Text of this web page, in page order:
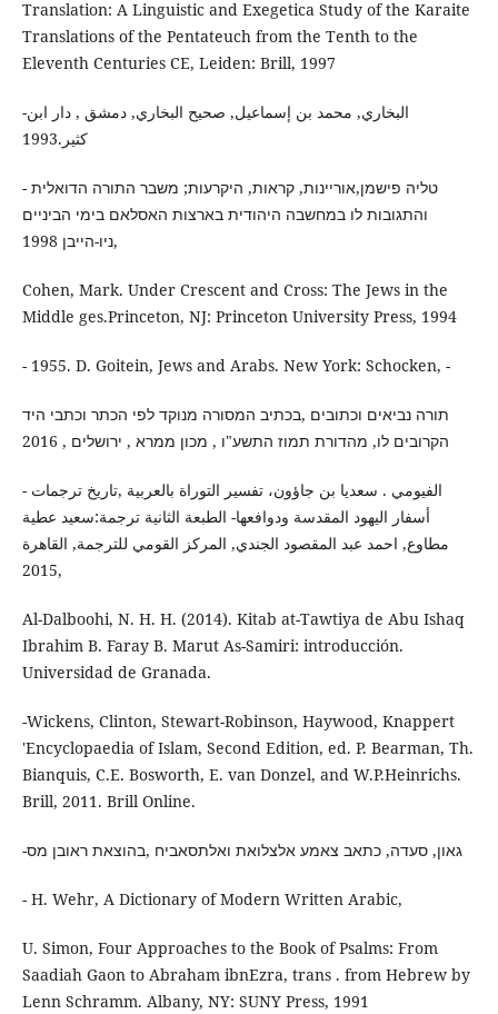
Translation: A Linguistic and Exegetica Study of the Karaite
Translations of the Pentateuch from the Tenth to the
Eleventh Centuries CE, Leiden: Brill, 1997
-البخاري, محمد بن إسماعيل, صحيح البخاري, دمشق , دار ابن
كثير.1993
- טליה פישמן,אוריינות, קראות, היקרעות; משבר התורה הדואלית
והתגובות לו במחשבה היהודית בארצות האסלאם בימי הביניים
,ניו-הייבן 1998
Cohen, Mark. Under Crescent and Cross: The Jews in the
Middle ges.Princeton, NJ: Princeton University Press, 1994
- 1955. D. Goitein, Jews and Arabs. New York: Schocken, -
תורה נביאים וכתובים ,בכתיב המסורה מנוקד לפי הכתר וכתבי היד
הקרובים לו, מהדורת תמוז התשע"ו , מכון ממרא , ירושלים , 2016
- الفيومي . سعديا بن جاؤون، تفسير التوراة بالعربية ,تاريخ ترجمات
أسفار اليهود المقدسة ودوافعها- الطبعة الثانية ترجمة:سعيد عطية
مطاوع, احمد عبد المقصود الجندي, المركز القومي للترجمة, القاهرة
,2015
Al-Dalboohi, N. H. H. (2014). Kitab at-Tawtiya de Abu Ishaq
Ibrahim B. Faray B. Marut As-Samiri: introducción.
-Wickens, Clinton, Stewart-Robinson, Haywood, Knappert
'Encyclopaedia of Islam, Second Edition, ed. P. Bearman, Th.
Bianquis, C.E. Bosworth, E. van Donzel, and W.P.Heinrichs.
Brill, 2011. Brill Online.
-גאון, סעדה, כתאב צאמע אלצלואת ואלתסאביח ,בהוצאת ראובן מס
- H. Wehr, A Dictionary of Modern Written Arabic,
U. Simon, Four Approaches to the Book of Psalms: From
Saadiah Gaon to Abraham ibnEzra, trans . from Hebrew by
Lenn Schramm. Albany, NY: SUNY Press, 1991